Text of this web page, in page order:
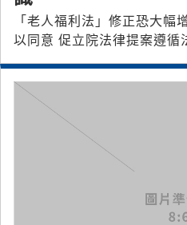
「老人福利法」修正恐大幅
以同意 促立院法律提案遵循